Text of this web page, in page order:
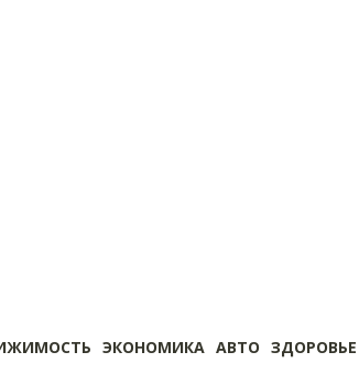
ЭКОНОМИКА АВТО ЗДОРОВЬЕ